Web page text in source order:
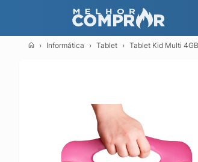
Informática Tablet Tablet Kid Multi